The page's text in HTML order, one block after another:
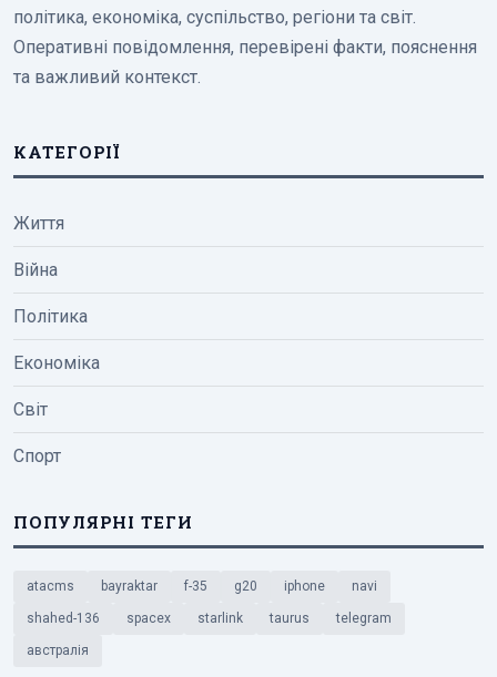
політика, економіка, суспільство, регіони та світ.
Оперативні повідомлення, перевірені факти, пояснення
та важливий контекст.
КАТЕГОРІЇ
Життя
Війна
Політика
Економіка
Світ
Спорт
ПОПУЛЯРНІ ТЕГИ
atacms bayraktar f-35 g20 iphone navi
shahed-136 spacex starlink taurus telegram
австралія